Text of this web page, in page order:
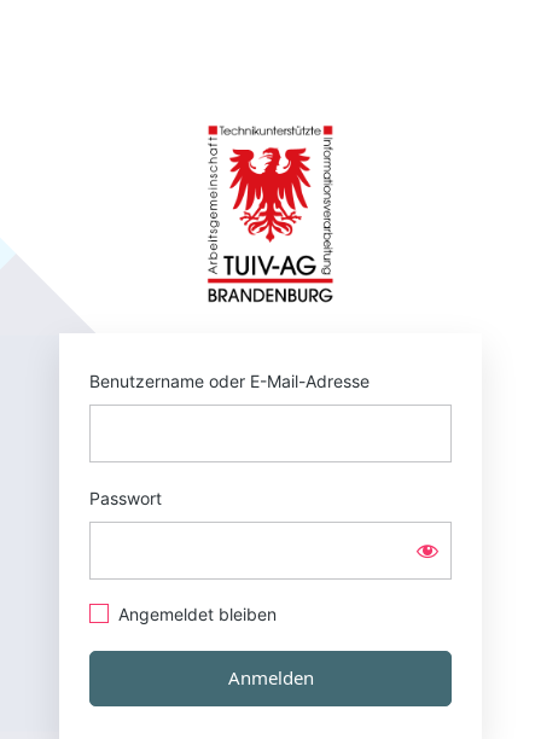
Benutzername oder E-Mail-Adresse
Passwort
Angemeldet bleiben